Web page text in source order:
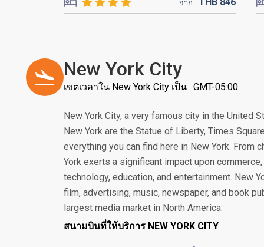
จาก
New York City
เขตเวลาใน New York City เป็น : GMT-05:00
New York City, a very famous city in the United
New York are the Statue of Liberty, Times
everything you can find here in New York. From
York exerts a significant impact upon
technology, education, and entertainment. New
film, advertising, music, newspaper, and book
largest media market in North America.
สนามบินที่ให้บริการ NEW YORK CITY